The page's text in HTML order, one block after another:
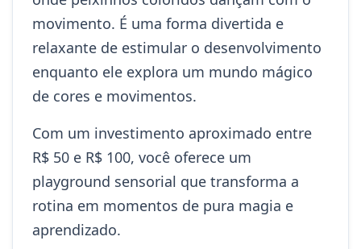
movimento. É uma forma divertida e
relaxante de estimular o desenvolvimento
enquanto ele explora um mundo mágico
de cores e movimentos.
Com um investimento aproximado entre
R$ 50 e R$ 100, você oferece um
playground sensorial que transforma a
rotina em momentos de pura magia e
aprendizado.